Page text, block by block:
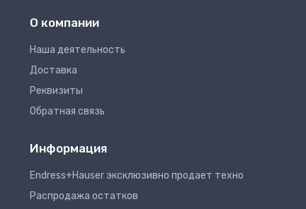
О компании
Наша деятельность
Доставка
Реквизиты
Обратная связь
Информация
Endress+Hauser эксклюзивно продает техно
Распродажа остатков